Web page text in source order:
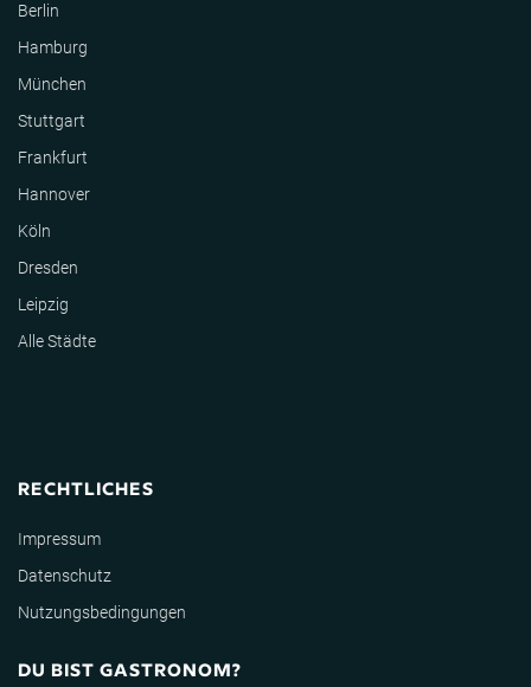
Berlin
Hamburg
München
Stuttgart
Frankfurt
Hannover
Köln
Dresden
Leipzig
Alle Städte
RECHTLICHES
Impressum
Datenschutz
Nutzungsbedingungen
DU BIST GASTRONOM?